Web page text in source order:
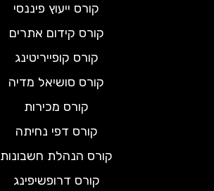
קורס ייעוץ פיננסי
קורס קידום אתרים
קורס קופייריטינג
קורס סושיאל מדיה
קורס מכירות
קורס דפי נחיתה
קורס הנהלת חשבונות
קורס דרופשיפינג